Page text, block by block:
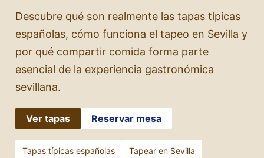
Descubre qué son realmente las tapas típicas
españolas, cómo funciona el tapeo en Sevilla y
por qué compartir comida forma parte
esencial de la experiencia gastronómica
sevillana.
Ver tapas Reservar mesa
Tapas típicas españolas Tapear en Sevilla